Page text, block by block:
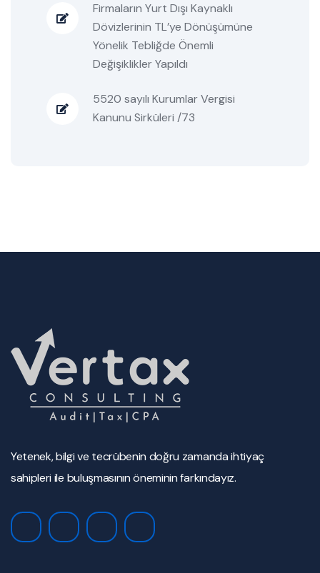
Firmaların Yurt Dışı Kaynaklı
Dövizlerinin TL’ye Dönüşümüne
Yönelik Tebliğde Önemli
Değişiklikler Yapıldı
5520 sayılı Kurumlar Vergisi
Kanunu Sirküleri /73
Yetenek, bilgi ve tecrübenin doğru zamanda ihtiyaç
sahipleri ile buluşmasının öneminin farkındayız.